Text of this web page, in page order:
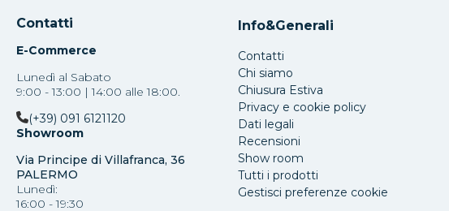
Contatti
E-Commerce
Lunedì al Sabato
9:00 - 13:00 | 14:00 alle 18:00.
(+39) 091 6121120
Showroom
Via Principe di Villafranca, 36
PALERMO
Lunedì:
16:00 - 19:30
Info&Generali
Contatti
Chi siamo
Chiusura Estiva
Privacy e cookie policy
Dati legali
Recensioni
Show room
Tutti i prodotti
Gestisci preferenze cookie